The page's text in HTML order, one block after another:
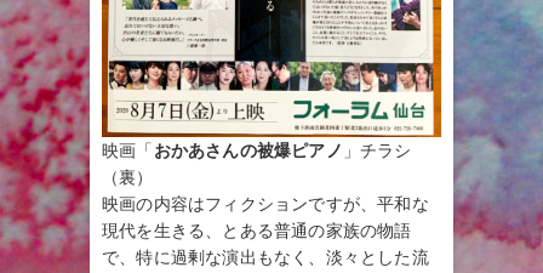
映画「 おかあさんの被爆ピアノ 」チラシ
（裏）
映画の内容はフィクションですが、平和な
現代を生きる、とある普通の家族の物語
で、特に過剰な演出もなく、淡々とした流